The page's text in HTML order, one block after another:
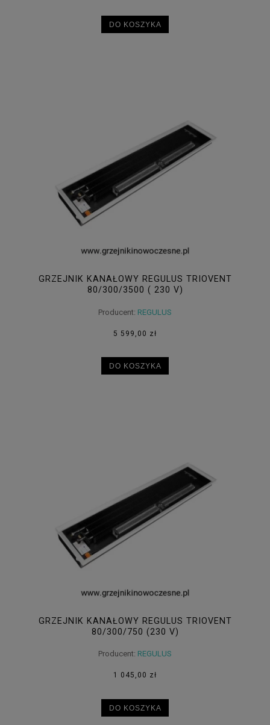
DO KOSZYKA
GRZEJNIK KANAŁOWY REGULUS TRIOVENT
80/300/3500 ( 230 V)
Producent: REGULUS
5 599,00 zł
DO KOSZYKA
GRZEJNIK KANAŁOWY REGULUS TRIOVENT
80/300/750 (230 V)
Producent: REGULUS
1 045,00 zł
DO KOSZYKA